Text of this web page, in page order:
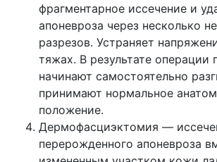
фрагментарное иссечение и
апоневроза через несколько
разрезов. Устраняет
тяжах. В результате операции
начинают самостоятельно
принимают нормальное
положение.
Дермофасциэктомия —
перерожденного апоневроза